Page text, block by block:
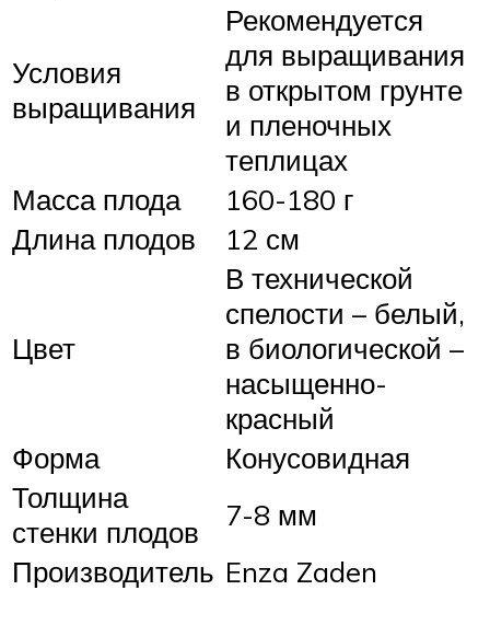
Условия
выращивания
Рекомендуется
для выращивания
в открытом грунте
и пленочных
теплицах
Масса плода
160-180 г
Длина плодов
12 см
Цвет
В технической
спелости – белый,
в биологической –
насыщенно-
красный
Форма
Конусовидная
Толщина
стенки плодов
7-8 мм
Производитель Enza Zaden